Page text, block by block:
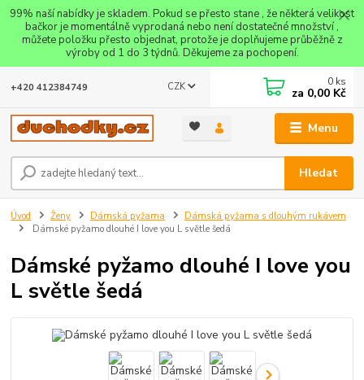
99% naší nabídky je skladem. Pokud se přesto stane , že některá velikost
bačkor je momentálně vyprodaná nebo není dostatečné množství ,
můžete položku přesto objednat, protože je doplňujeme průběžně z
výroby od 1 do 3 týdnů. Děkujeme za pochopení.
Menu
CZK
Hledat
+420 412384749 0 ks
za 0,00 Kč
Úvod Ženy Dámská pyžama
Dámská pyžama s dlouhým rukávem
Dámské pyžamo dlouhé I love you L světle šedá
Dámské pyžamo dlouhé I love you
L světle šedá